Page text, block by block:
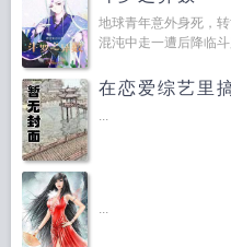
地球青年意外身死，
混沌中走一遭后降临
在恋爱综艺里
...
...